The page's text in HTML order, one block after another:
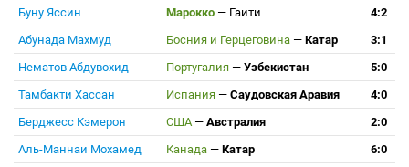
Буну Яссин
Марокко — Гаити
4:2
Абунада Махмуд
Босния и Герцеговина — Катар
3:1
Нематов Абдувохид
Португалия — Узбекистан
5:0
Тамбакти Хассан
Испания — Саудовская Аравия
4:0
Берджесс Кэмерон
США — Австралия
2:0
Аль-Маннаи Мохамед
Канада — Катар
6:0